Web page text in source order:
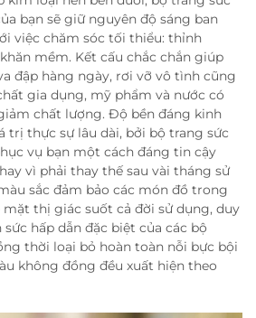
bạn sẽ giữ nguyên độ sáng ban
việc chăm sóc tối thiểu: thỉnh
mềm. Kết cấu chắc chắn giúp
đập hàng ngày, rơi vỡ vô tình cũng
gia dụng, mỹ phẩm và nước có
chất lượng. Độ bền đáng kinh
trị thực sự lâu dài, bởi bộ trang sức
vụ bạn một cách đáng tin cậy
vì phải thay thế sau vài tháng sử
sắc đảm bảo các món đồ trong
thị giác suốt cả đời sử dụng, duy
hấp dẫn đặc biệt của các bộ
thời loại bỏ hoàn toàn nỗi bực bội
không đồng đều xuất hiện theo